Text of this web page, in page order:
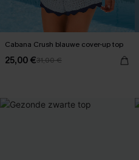
Cabana Crush blauwe cover-up top
25,00 €31,00 €